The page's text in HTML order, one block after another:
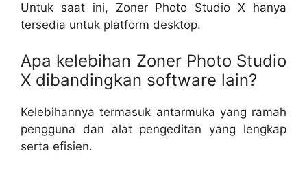
Untuk saat ini, Zoner Photo Studio X hanya
tersedia untuk platform desktop.
Apa kelebihan Zoner Photo Studio
X dibandingkan software lain?
Kelebihannya termasuk antarmuka yang ramah
pengguna dan alat pengeditan yang lengkap
serta efisien.